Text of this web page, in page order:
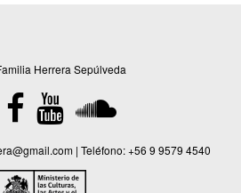
Herrera Sepúlveda
| Teléfono:+56 9 9579 4540